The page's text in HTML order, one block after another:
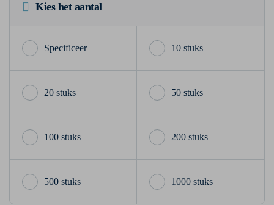
Kies het aantal
10 stuks
20 stuks 50 stuks
100 stuks 200 stuks
500 stuks 1000 stuks